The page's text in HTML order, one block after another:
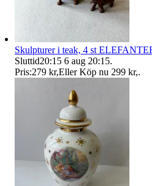
Skulpturer i teak, 4 st
Sluttid20:15 6 aug 20:15.
Pris:279 kr,Eller Köp nu 299 kr,.